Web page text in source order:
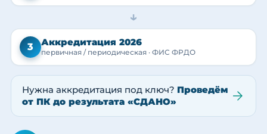
→
3 Аккредитация 2026
первичная / периодическая · ФИС ФРДО
Нужна аккредитация под ключ? Проведём
от ПК до результата «СДАНО»